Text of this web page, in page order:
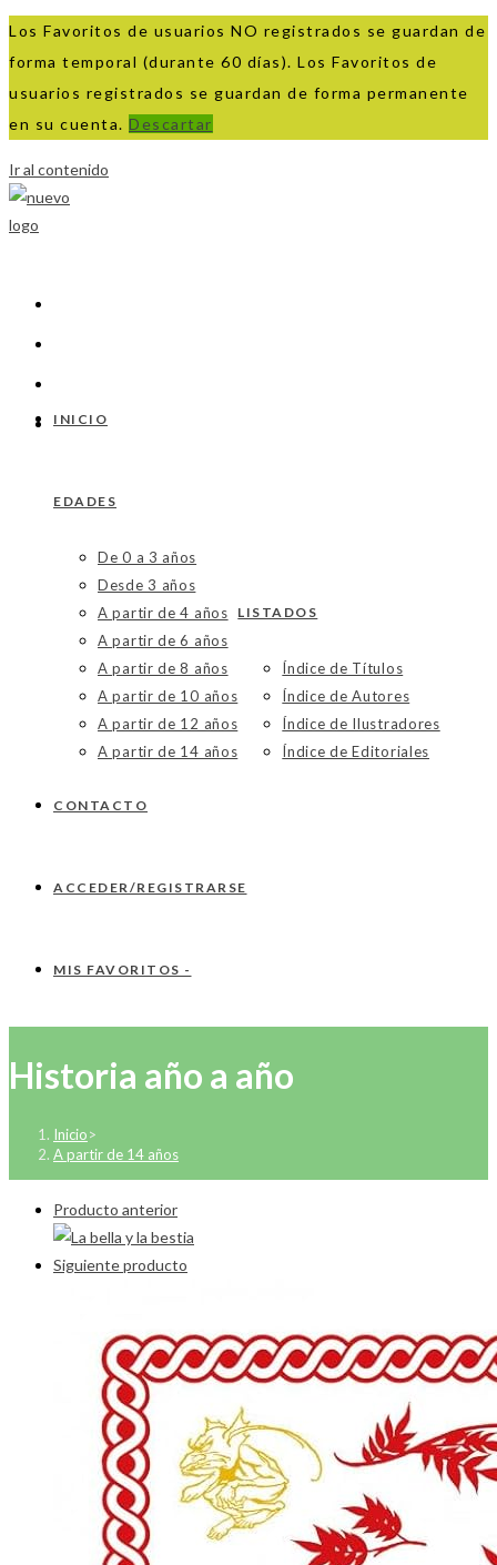
Los Favoritos de usuarios NO registrados se guardan de
forma temporal (durante 60 días). Los Favoritos de
usuarios registrados se guardan de forma permanente
en su cuenta. Descartar
Ir al contenido
INICIO
EDADES
De 0 a 3 años
Desde 3 años
A partir de 4 años
A partir de 6 años
A partir de 8 años
A partir de 10 años
A partir de 12 años
A partir de 14 años
LISTADOS
Índice de Títulos
Índice de Autores
Índice de Ilustradores
Índice de Editoriales
CONTACTO
ACCEDER/REGISTRARSE
MIS FAVORITOS -
Historia año a año
Inicio>
A partir de 14 años
Producto anterior
Siguiente producto